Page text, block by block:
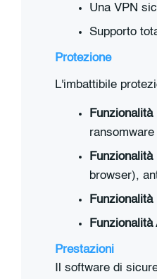
Una VPN
Supporto
Protezione
L'imbattibile
browser),
Funzionalità
Funzionalità
Prestazioni
Il software di